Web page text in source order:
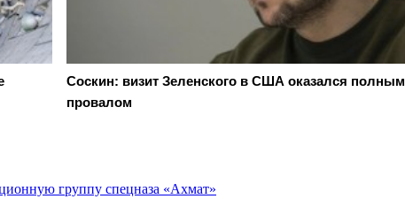
Соскин: визит Зеленского в США оказался полным
провалом
группу спецназа «Ахмат»